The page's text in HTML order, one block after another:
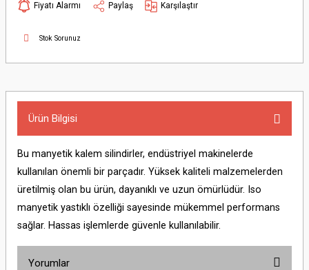
Fiyatı Alarmı
Paylaş Karşılaştır
Stok Sorunuz
Ürün Bilgisi
Bu manyetik kalem silindirler, endüstriyel makinelerde
kullanılan önemli bir parçadır. Yüksek kaliteli malzemelerden
üretilmiş olan bu ürün, dayanıklı ve uzun ömürlüdür. Iso
manyetik yastıklı özelliği sayesinde mükemmel performans
sağlar. Hassas işlemlerde güvenle kullanılabilir.
Yorumlar